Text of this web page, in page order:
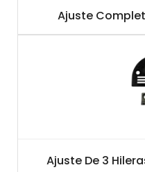
Ajuste
Ajuste De 3